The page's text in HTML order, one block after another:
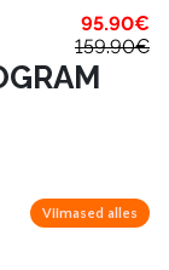
95.90€
159.90€
Viimased alles